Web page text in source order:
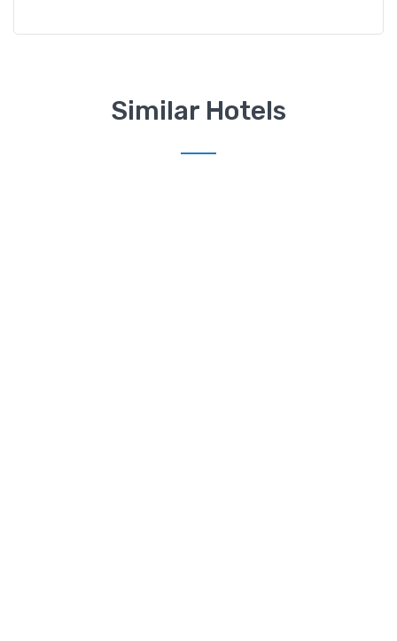
Similar Hotels